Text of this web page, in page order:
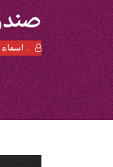
. اسماء